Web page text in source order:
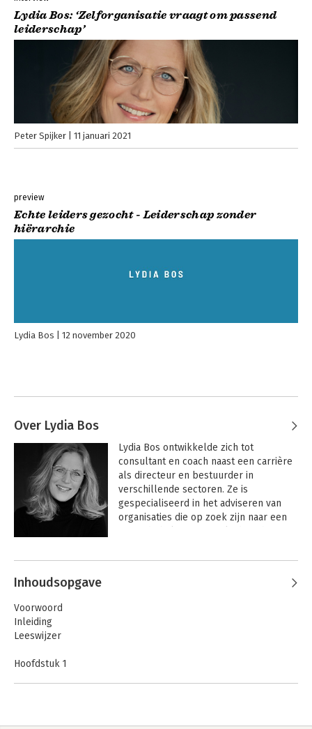
Lydia Bos: ‘Zelforganisatie vraagt om passend
leiderschap’
Peter Spijker 11 januari 2021
preview
Echte leiders gezocht - Leiderschap zonder
hiërarchie
Lydia Bos 12 november 2020
Over Lydia Bos
Lydia Bos ontwikkelde zich tot
consultant en coach naast een carrière
als directeur en bestuurder in
verschillende sectoren. Ze is
gespecialiseerd in het adviseren van
organisaties die op zoek zijn naar een
Andere boeken door Lydia Bos
Inhoudsopgave
Voorwoord
Inleiding
Leeswijzer
Hoofdstuk 1